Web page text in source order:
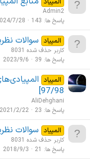
Admin2
پاسخ ها 143
7/28
المپیاد سوالات
کاربر حذف شده 8031
پاسخ ها 39
2023/9/6
المپیاد
97/98]
AliDehghani
پاسخ ها 23
2021/2/22
المپیاد سوالات
کاربر حذف شده 8031
پاسخ ها
21
2018/9/3